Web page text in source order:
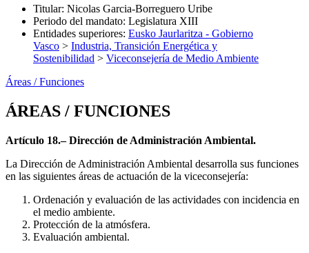
Titular: Nicolas Garcia-Borreguero Uribe
Periodo del mandato: Legislatura XIII
Entidades superiores: Eusko Jaurlaritza - Gobierno
Vasco > Industria, Transición Energética y
Sostenibilidad > Viceconsejería de Medio Ambiente
Áreas / Funciones
ÁREAS / FUNCIONES
Artículo 18.– Dirección de Administración Ambiental.
La Dirección de Administración Ambiental desarrolla sus funciones
en las siguientes áreas de actuación de la viceconsejería:
Ordenación y evaluación de las actividades con incidencia en
el medio ambiente.
Protección de la atmósfera.
Evaluación ambiental.